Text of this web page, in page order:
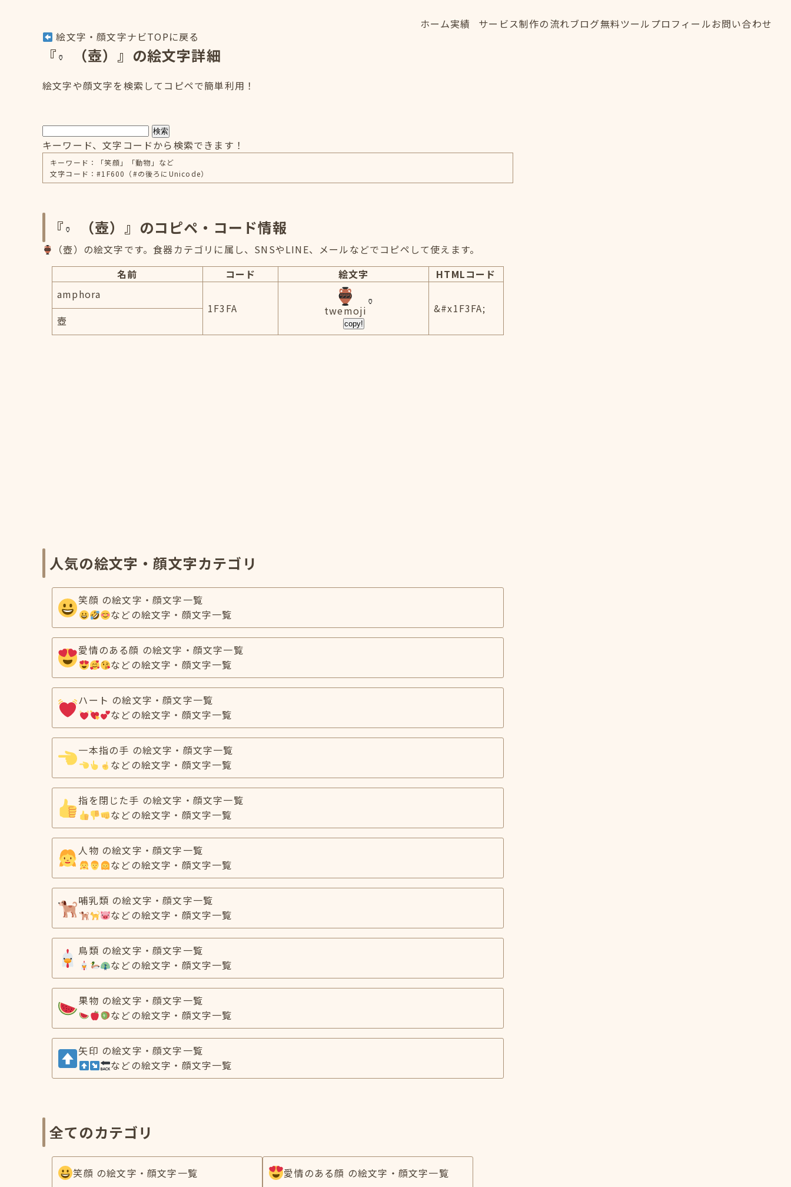
ホーム実績
サービス制作の流れブログ無料ツール プロフィールお問い合わせ
絵文字・顔文字ナビTOPに戻る
『 （壺）』の絵文字詳細
絵文字や顔文字を検索してコピペで簡単利用！
検索
キーワード、文字コードから検索できます！
キーワード：「笑顔」「動物」など
文字コード：#1F600（#の後ろにUnicode）
『 （壺）』のコピペ・コード情報
（壺）の絵文字です。食器カテゴリに属し、SNSやLINE、メールなどでコピペして使えます。
名前
コード 絵文字
HTMLコード
amphora
1F3FA
twemoji
copy!
&#x1F3FA;
壺
人気の絵文字・顔文字カテゴリ
笑顔 の絵文字・顔文字一覧
などの絵文字・顔文字一覧
愛情のある顔 の絵文字・顔文字一覧
などの絵文字・顔文字一覧
ハート の絵文字・顔文字一覧
などの絵文字・顔文字一覧
一本指の手 の絵文字・顔文字一覧
などの絵文字・顔文字一覧
指を閉じた手 の絵文字・顔文字一覧
などの絵文字・顔文字一覧
人物 の絵文字・顔文字一覧
などの絵文字・顔文字一覧
哺乳類 の絵文字・顔文字一覧
などの絵文字・顔文字一覧
鳥類 の絵文字・顔文字一覧
などの絵文字・顔文字一覧
果物 の絵文字・顔文字一覧
などの絵文字・顔文字一覧
矢印 の絵文字・顔文字一覧
などの絵文字・顔文字一覧
全てのカテゴリ
笑顔 の絵文字・顔文字一覧 愛情のある顔 の絵文字・顔文字一覧